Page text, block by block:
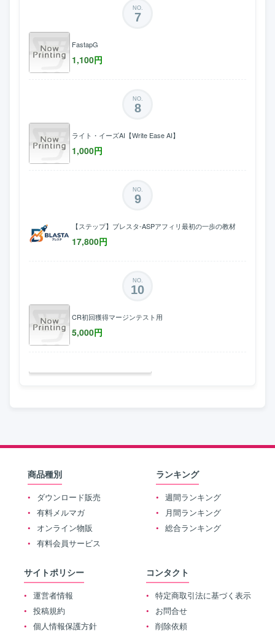
NO.
7
FastapG
1,100円
NO.
8
ライト・イーズAI【Write Ease AI】
1,000円
NO.
9
【ステップ】ブレスタ-ASPアフィリ最初の一歩の教材
17,800円
NO.
10
CR初回獲得マージンテスト用
5,000円
商品種別
ダウンロード販売
有料メルマガ
オンライン物販
有料会員サービス
ランキング
週間ランキング
月間ランキング
総合ランキング
サイトポリシー
運営者情報
投稿規約
個人情報保護方針
コンタクト
特定商取引法に基づく表示
お問合せ
削除依頼